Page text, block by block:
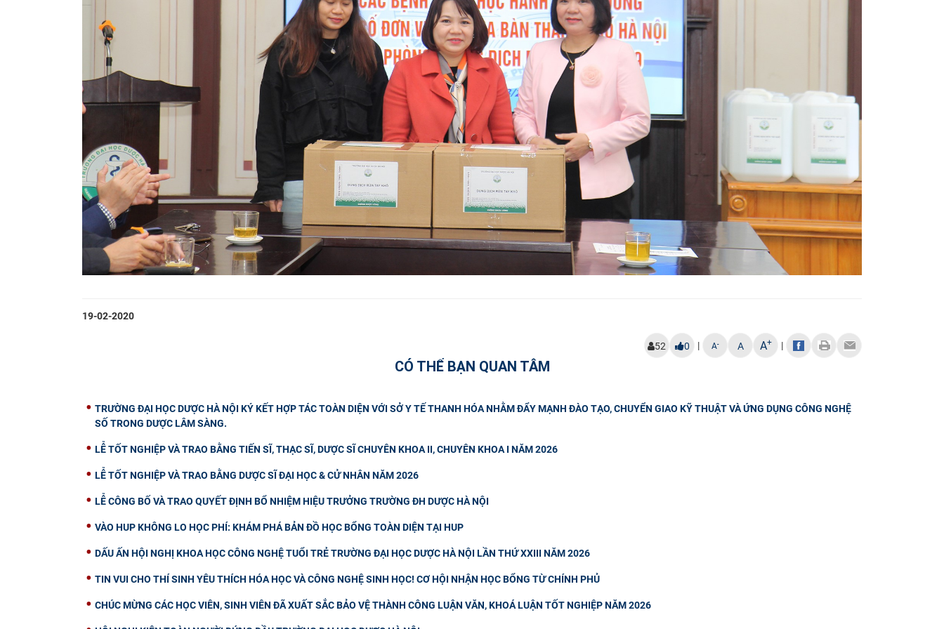
19-02-2020
52 0 | A- A A+ |
CÓ THỂ BẠN QUAN TÂM
TRƯỜNG ĐẠI HỌC DƯỢC HÀ NỘI KÝ KẾT HỢP TÁC TOÀN DIỆN VỚI SỞ Y TẾ THANH HÓA NHẰM ĐẨY MẠNH ĐÀO TẠO, CHUYỂN GIAO KỸ THUẬT VÀ ỨNG DỤNG CÔNG NGHỆ
SỐ TRONG DƯỢC LÂM SÀNG.
LỄ TỐT NGHIỆP VÀ TRAO BẰNG TIẾN SĨ, THẠC SĨ, DƯỢC SĨ CHUYÊN KHOA II, CHUYÊN KHOA I NĂM 2026
LỄ TỐT NGHIỆP VÀ TRAO BẰNG DƯỢC SĨ ĐẠI HỌC & CỬ NHÂN NĂM 2026
LỄ CÔNG BỐ VÀ TRAO QUYẾT ĐỊNH BỔ NHIỆM HIỆU TRƯỞNG TRƯỜNG ĐH DƯỢC HÀ NỘI
VÀO HUP KHÔNG LO HỌC PHÍ: KHÁM PHÁ BẢN ĐỒ HỌC BỔNG TOÀN DIỆN TẠI HUP
DẤU ẤN HỘI NGHỊ KHOA HỌC CÔNG NGHỆ TUỔI TRẺ TRƯỜNG ĐẠI HỌC DƯỢC HÀ NỘI LẦN THỨ XXIII NĂM 2026
TIN VUI CHO THÍ SINH YÊU THÍCH HÓA HỌC VÀ CÔNG NGHỆ SINH HỌC! CƠ HỘI NHẬN HỌC BỔNG TỪ CHÍNH PHỦ
CHÚC MỪNG CÁC HỌC VIÊN, SINH VIÊN ĐÃ XUẤT SẮC BẢO VỆ THÀNH CÔNG LUẬN VĂN, KHOÁ LUẬN TỐT NGHIỆP NĂM 2026